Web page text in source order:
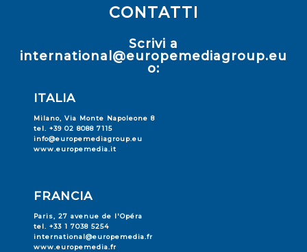
CONTATTI
Scrivi a
international@europemediagroup.eu
o:
ITALIA
Milano, Via Monte Napoleone 8
tel. +39 02 8088 7115
info@europemediagroup.eu
www.europemedia.it
FRANCIA
Paris, 27 avenue de l'Opéra
tel. +33 1 7038 5254
international@europemedia.fr
www.europemedia.fr